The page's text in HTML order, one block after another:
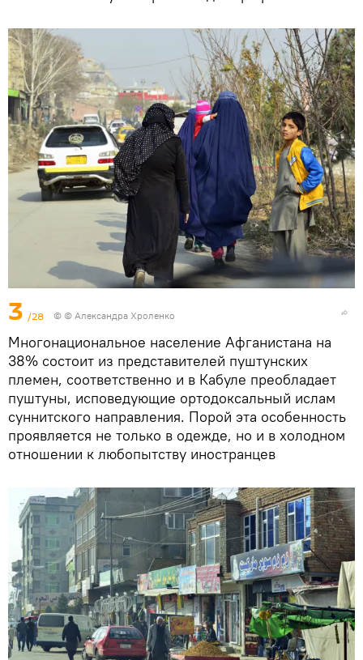
3 /28 © © Александра Хроленко
Многонациональное население Афганистана на
38% состоит из представителей пуштунских
племен, соответственно и в Кабуле преобладает
пуштуны, исповедующие ортодоксальный ислам
суннитского направления. Порой эта особенность
проявляется не только в одежде, но и в холодном
отношении к любопытству иностранцев